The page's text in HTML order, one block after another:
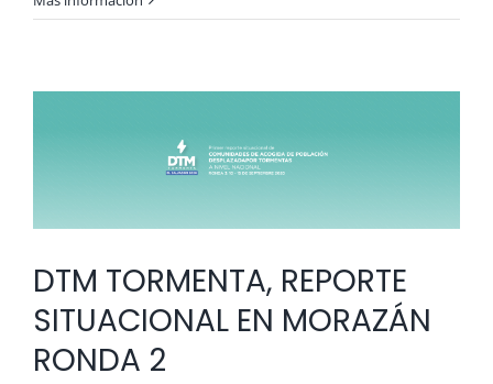
DTM TORMENTA, REPORTE
SITUACIONAL EN MORAZÁN
RONDA 2